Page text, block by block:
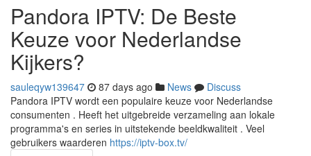
Pandora IPTV: De Beste
Keuze voor Nederlandse
Kijkers?
sauleqyw139647 87 days ago News
Discuss
Pandora IPTV wordt een populaire keuze voor Nederlandse
consumenten . Heeft het uitgebreide verzameling aan lokale
programma's en series in uitstekende beeldkwaliteit . Veel
gebruikers waarderen https://iptv-box.tv/